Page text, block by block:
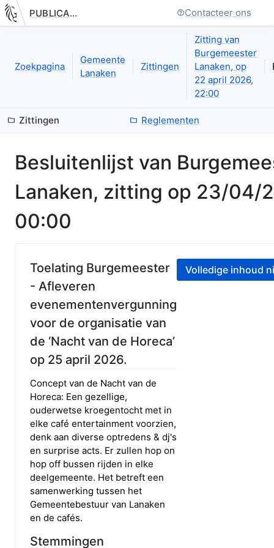
Nieuwe pagina:PUBLICATIE.GELINKT-NOTULEREN.VLAANDEREN.BE Contacteer ons
Zoekpagina
Gemeente
Lanaken
Zittingen
Zitting van
Burgemeester
Lanaken, op
22 april 2026,
22:00
Zittingen Reglementen
Besluitenlijst van
Lanaken, zitting op 23/04/
00:00
Toelating Burgemeester
- Afleveren
evenementenvergunning
voor de organisatie van
de ‘Nacht van de Horeca’
op 25 april 2026.
Concept van de Nacht van de
Horeca: Een gezellige,
ouderwetse kroegentocht met in
elke café entertainment voorzien,
denk aan diverse optredens & dj's
en surprise acts. Er zullen hop on
hop off bussen rijden in elke
deelgemeente. Het betreft een
samenwerking tussen het
Gemeentebestuur van Lanaken
en de cafés.
Volledige inhoud
Stemmingen